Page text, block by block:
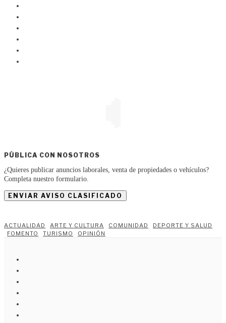
PÚBLICA CON NOSOTROS
¿Quieres publicar anuncios laborales, venta de propiedades o vehículos?
Completa nuestro formulario.
ENVIAR AVISO CLASIFICADO
ACTUALIDAD ARTE Y CULTURA COMUNIDAD
DEPORTE Y SALUD
FOMENTO
TURISMO OPINIÓN